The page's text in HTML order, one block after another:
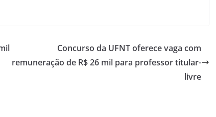
Concurso da UFNT oferece vaga com
remuneração de R$ 26 mil para professor titular-
livre